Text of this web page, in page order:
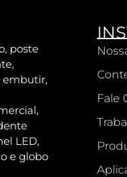
poste
embutir,
LED,
e globo
Fale